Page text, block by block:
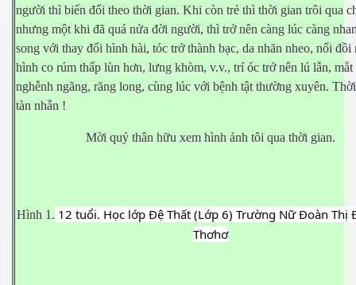
người thì biến đổi theo thời gian. Khi còn trẻ thì thời gian trôi qua
nhưng một khi đã quá nửa đời người, thì trở nên càng lúc càng
song với thay đổi hình hài, tóc trở thành bạc, da nhăn nheo, nổi đồi
hình co rúm thấp lùn hơn, lưng khòm, v.v., trí óc trở nên lú lẫn, mắt
nghễnh ngãng, răng long, cùng lúc với bệnh tật thường xuyên.
tàn nhẫn !
Mời quý thân hữu xem hình ảnh tôi qua thời gian.
Hình 1. 12 tuổi. Học lớp Đệ Thất (Lớp 6) Trường Nữ Đoàn Thị
Thơhơ
13